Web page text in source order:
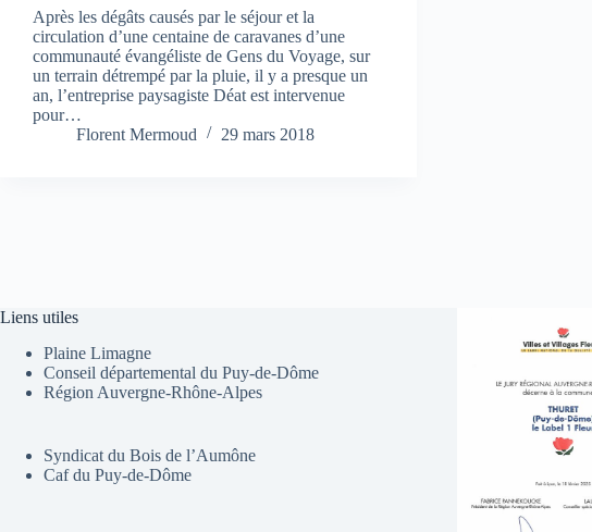
Après les dégâts causés par le séjour et la
circulation d’une centaine de caravanes d’une
communauté évangéliste de Gens du Voyage, sur
un terrain détrempé par la pluie, il y a presque un
an, l’entreprise paysagiste Déat est intervenue
pour…
Florent Mermoud
29 mars 2018
Liens utiles
Plaine Limagne
Conseil départemental du Puy-de-Dôme
Région Auvergne-Rhône-Alpes
Syndicat du Bois de l’Aumône
Caf du Puy-de-Dôme